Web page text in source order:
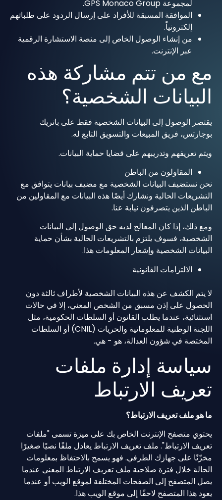
لمجموعة GPS Monaco Group.
الموافقة المسبقة للأفراد على إرسال الردود على طلباتهم
إلكترونياً.
من إنشاء الوصول الخاص إلى منصة الاستشارة الرقمية
عبر الإنترنت.
مع من تتم مشاركة هذه
البيانات الشخصية؟
يقتصر الوصول إلى البيانات الشخصية فقط على باتريك
بوجارتس، فريق المبيعات والتسويق التابع له.
ويتم تعريفهم وتدريبهم على قضايا حماية البيانات.
المقاولون من الباطن
نحن نستضيف البيانات الشخصية مع مضيف بيانات يتوافق مع
التشريعات الحالية ونشارك أيضًا هذه البيانات مع المقاولين من
الباطن الذين يتصرفون نيابة عنا.
ومع ذلك، إذا كان المعالج لديه حق الوصول إلى البيانات
الشخصية، فسوف يلتزم بالتشريعات الحالية بشأن حماية
البيانات الشخصية وإشعار المعلومات هذا.
الالتزامات القانونية
لا يتم الكشف عن هذه البيانات الشخصية لأطراف ثالثة دون
الحصول على إذن مسبق من الشخص المعني، إلا في حالات
استثنائية، عندما يطلب القانون أو السلطات الحكومية، مثل
اللجنة الوطنية للمعلوماتية والحريات (CNIL) أو السلطات
المختصة في شؤون العدالة، هو - هي.
سياسة إدارة ملفات
تعريف الارتباط
ما هو ملف تعريف الارتباط؟
يحتوي متصفح الإنترنت الخاص بك على ميزة تسمى "ملفات
تعريف الارتباط". ملف تعريف الارتباط يعادل ملفًا نصيًا صغيرًا
مخزّنًا على جهازك الطرفي. فهو يسمح بالاحتفاظ بمعلومات
الحالة خلال فترة صلاحية ملف تعريف الارتباط المعني عندما
يصل المتصفح إلى الصفحات المختلفة لموقع الويب أو عندما
يعود هذا المتصفح لاحقًا إلى موقع الويب هذا.